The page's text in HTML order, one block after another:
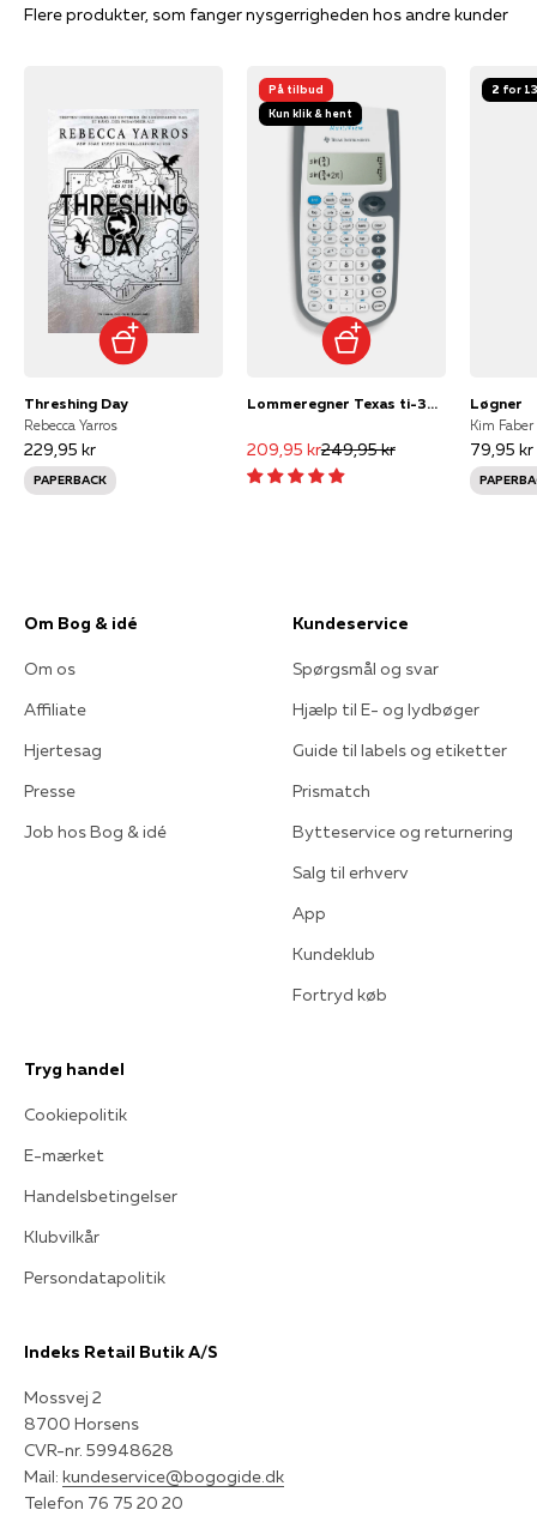
Flere produkter, som fanger nysgerrigheden hos andre kunder
Threshing Day
Rebecca Yarros
229,95 kr
PAPERBACK
På tilbud
Kun klik & hent
Lommeregner Texas ti-30xb multi view
209,95 kr249,95 kr
2 for
Løgner
Kim
79,95 kr
Om Bog & idé
Om os
Affiliate
Hjertesag
Presse
Job hos Bog & idé
Kundeservice
Spørgsmål og svar
Hjælp til E- og lydbøger
Guide til labels og etiketter
Prismatch
Bytteservice og returnering
Salg til erhverv
App
Kundeklub
Fortryd køb
Tryg handel
Cookiepolitik
E-mærket
Handelsbetingelser
Klubvilkår
Persondatapolitik
Indeks Retail Butik A/S
Mossvej 2
8700 Horsens
CVR-nr. 59948628
Mail: kundeservice@bogogide.dk
Telefon 76 75 20 20